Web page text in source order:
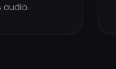
audio.